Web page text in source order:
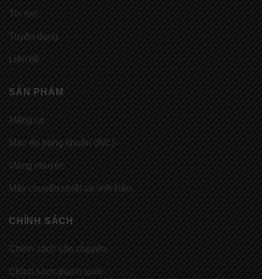
Tin tức
Tuyển dụng
Liên hệ
SẢN PHẨM
Màng co
Màn ép trong khuôn (IML)
Màng chuyển
Máy chuyển nhiệt và linh kiện
CHÍNH SÁCH
Chính sách vận chuyển
Chính sách thanh toán